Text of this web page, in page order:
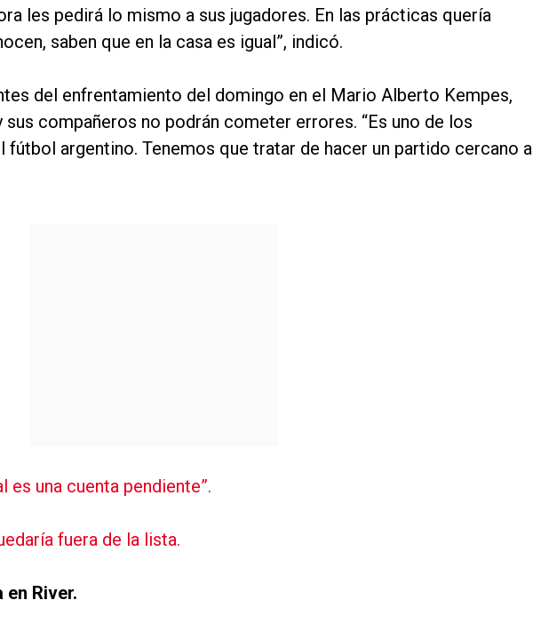
les pedirá lo mismo a sus jugadores. En las prácticas quería
saben que en la casa es igual”, indicó.
del enfrentamiento del domingo en el Mario Alberto Kempes,
sus compañeros no podrán cometer errores. “Es uno de los
fútbol argentino. Tenemos que tratar de hacer un partido cercano a
es una cuenta pendiente”.
fuera de la lista.
en River.